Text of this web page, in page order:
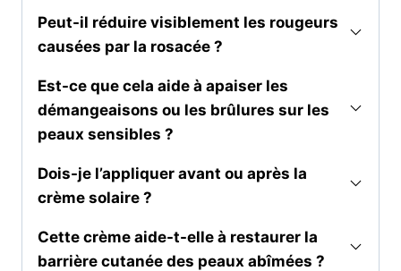
Peut-il réduire visiblement les rougeurs
causées par la rosacée ?
Est-ce que cela aide à apaiser les
démangeaisons ou les brûlures sur les
peaux sensibles ?
Dois-je l’appliquer avant ou après la
crème solaire ?
Cette crème aide-t-elle à restaurer la
barrière cutanée des peaux abîmées ?